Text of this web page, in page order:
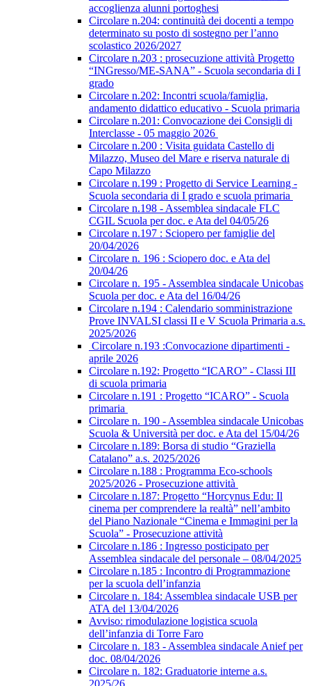
accoglienza alunni portoghesi
Circolare n.204: continuità dei docenti a tempo
determinato su posto di sostegno per l’anno
scolastico 2026/2027
Circolare n.203 : prosecuzione attività Progetto
“INGresso/ME-SANA” - Scuola secondaria di I
grado
Circolare n.202: Incontri scuola/famiglia,
andamento didattico educativo - Scuola primaria
Circolare n.201: Convocazione dei Consigli di
Interclasse - 05 maggio 2026
Circolare n.200 : Visita guidata Castello di
Milazzo, Museo del Mare e riserva naturale di
Capo Milazzo
Circolare n.199 : Progetto di Service Learning -
Scuola secondaria di I grado e scuola primaria
Circolare n.198 - Assemblea sindacale FLC
CGIL Scuola per doc. e Ata del 04/05/26
Circolare n.197 : Sciopero per famiglie del
20/04/2026
Circolare n. 196 : Sciopero doc. e Ata del
20/04/26
Circolare n. 195 - Assemblea sindacale Unicobas
Scuola per doc. e Ata del 16/04/26
Circolare n.194 : Calendario somministrazione
Prove INVALSI classi II e V Scuola Primaria a.s.
2025/2026
Circolare n.193 :Convocazione dipartimenti -
aprile 2026
Circolare n.192: Progetto “ICARO” - Classi III
di scuola primaria
Circolare n.191 : Progetto “ICARO” - Scuola
primaria
Circolare n. 190 - Assemblea sindacale Unicobas
Scuola & Università per doc. e Ata del 15/04/26
Circolare n.189: Borsa di studio “Graziella
Catalano” a.s. 2025/2026
Circolare n.188 : Programma Eco-schools
2025/2026 - Prosecuzione attività
Circolare n.187: Progetto “Horcynus Edu: Il
cinema per comprendere la realtà” nell’ambito
del Piano Nazionale “Cinema e Immagini per la
Scuola” - Prosecuzione attività
Circolare n.186 : Ingresso posticipato per
Assemblea sindacale del personale – 08/04/2025
Circolare n.185 : Incontro di Programmazione
per la scuola dell’infanzia
Circolare n. 184: Assemblea sindacale USB per
ATA del 13/04/2026
Avviso: rimodulazione logistica scuola
dell’infanzia di Torre Faro
Circolare n. 183 - Assemblea sindacale Anief per
doc. 08/04/2026
Circolare n. 182: Graduatorie interne a.s.